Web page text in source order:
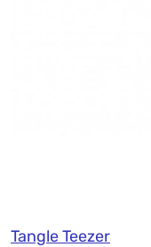
Tangle Teezer